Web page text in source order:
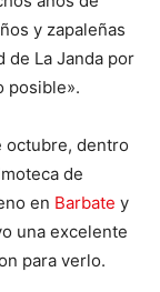
y zapaleñas
de La Janda por
posible».
octubre, dentro
de
en Barbate y
una excelente
para verlo.